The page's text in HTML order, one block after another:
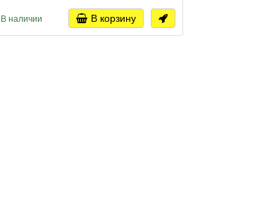
В наличии В корзину